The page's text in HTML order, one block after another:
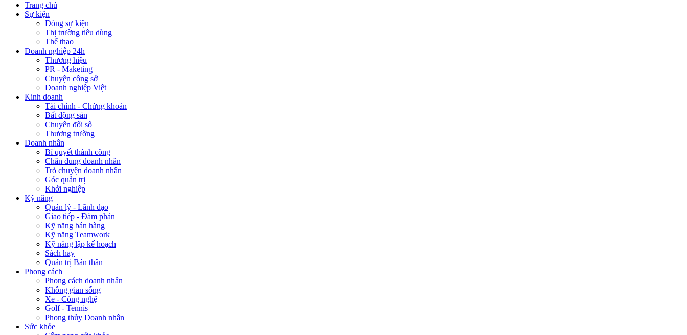
Trang chủ
Sự kiện
Dòng sự kiện
Thị trường tiêu dùng
Thể thao
Doanh nghiệp 24h
Thương hiệu
PR - Maketing
Chuyện công sở
Doanh nghiệp Việt
Kinh doanh
Tài chính - Chứng khoán
Bất động sản
Chuyển đổi số
Thương trường
Doanh nhân
Bí quyết thành công
Chân dung doanh nhân
Trò chuyện doanh nhân
Góc quản trị
Khởi nghiệp
Kỹ năng
Quản lý - Lãnh đạo
Giao tiếp - Đàm phán
Kỹ năng bán hàng
Kỹ năng Teamwork
Kỹ năng lập kế hoạch
Sách hay
Quản trị Bản thân
Phong cách
Phong cách doanh nhân
Không gian sống
Xe - Công nghệ
Golf - Tennis
Phong thủy Doanh nhân
Sức khỏe